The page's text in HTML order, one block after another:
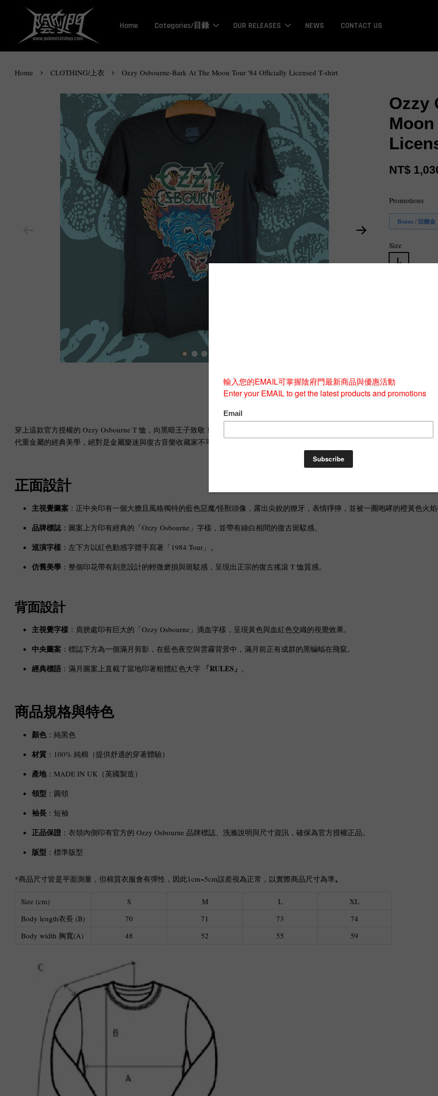
Home Categories/目錄 OUR RELEASES NEWS CONTACT US
Home › CLOTHING/上衣 › Ozzy Osbourne-Bark At The Moon Tour '84 Officially Licensed T-shirt
Ozzy
NT$
Promotions
Bonus / 回饋金
Size
L
穿上這款官方授權的 Ozzy Osbourne T 恤，向黑暗王子致敬！此款式為紀念 1984 年標誌性的
代重金屬的經典美學，絕對是金屬樂迷與復古音樂收藏家不可錯過的單品。
正面設計
主視覺圖案 ：正中央印有一個大膽且風格獨特的藍色惡魔/怪獸頭像，露出尖銳的獠牙，表情猙獰，並被一圈咆哮的橙黃色火
品牌標誌：圖案上方印有經典的「Ozzy Osbourne」字樣，並帶有綠白相間的復古斑駁感。
巡演字樣 ：左下方以紅色動感字體手寫著「1984 Tour」。
仿舊美學 ：整個印花帶有刻意設計的輕微磨損與斑駁感，呈現出正宗的復古搖滾 T 恤質感。
背面設計
主視覺字樣 ：肩膀處印有巨大的「Ozzy Osbourne」滴血字樣，呈現黃色與血紅色交織的視覺效果。
中央圖案 ：標誌下方為一個滿月剪影，在藍色夜空與雲霧背景中，滿月前正有成群的黑蝙蝠在飛竄。
經典標語 ：滿月圖案上直截了當地印著粗體紅色大字 「RULES」 。
商品規格與特色
顏色：純黑色
材質 ：100% 純棉（提供舒適的穿著體驗）
產地：MADE IN UK（英國製造）
領型 ：圓領
袖長 ：短袖
正品保證 ：衣領內側印有官方的 Ozzy Osbourne 品牌標誌、洗滌說明與尺寸資訊，確保為官方授權正品。
版型 ：標準版型
*商品尺寸皆是平面測量，但棉質衣服會有彈性，因此1cm~5cm誤差視為正常，以實際商品尺寸為準。
Size (cm) S M L
XL
Body length衣長 (B)
70 71 73
74
Body width 胸寬(A)
48 52 55 59